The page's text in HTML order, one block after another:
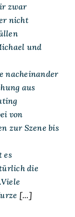
zwar
nicht
und
nacheinander
aus
von
zur Szene bis
es
die
[...]